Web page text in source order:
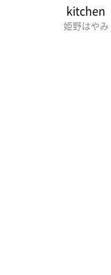
kitchen
姫野はやみ